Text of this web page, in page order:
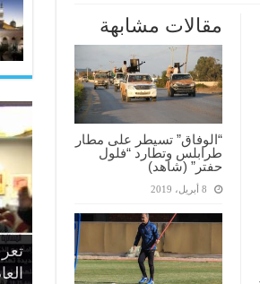
مقالات مشابهة
“الوفاق” تسيطر على مطار
طرابلس وتطارد “فلول
حفتر” (شاهد)
8 أبريل، 2019